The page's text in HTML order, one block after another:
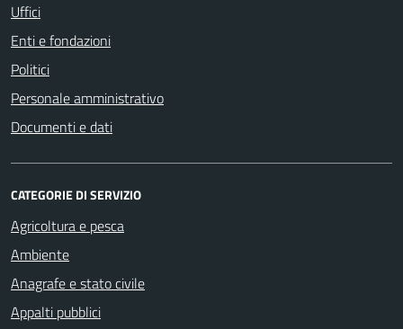
Uffici
Enti e fondazioni
Politici
Personale amministrativo
Documenti e dati
CATEGORIE DI SERVIZIO
Agricoltura e pesca
Ambiente
Anagrafe e stato civile
Appalti pubblici